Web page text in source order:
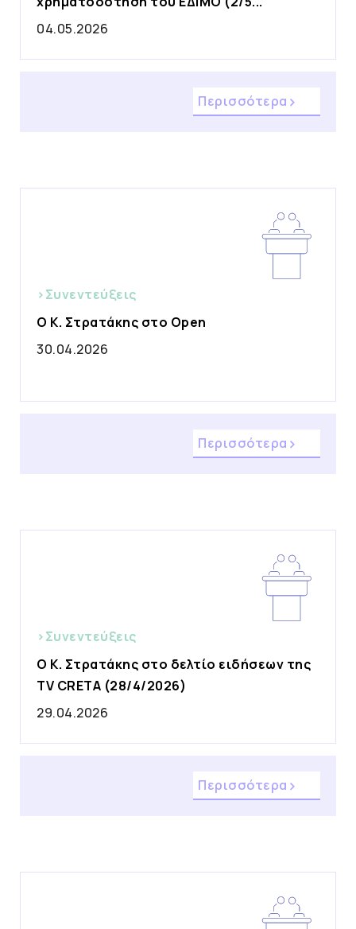
04.05.2026
Περισσότερα
>Συνεντεύξεις
Ο Κ. Στρατάκης στο Open
30.04.2026
Περισσότερα
>Συνεντεύξεις
O K. Στρατάκης στο δελτίο ειδήσεων της
TV CRETA (28/4/2026)
29.04.2026
Περισσότερα